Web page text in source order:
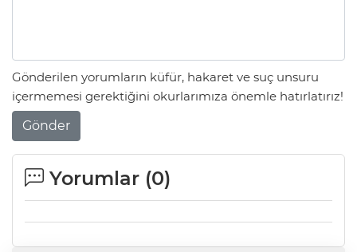
Gönderilen yorumların küfür, hakaret ve suç unsuru
içermemesi gerektiğini okurlarımıza önemle hatırlatırız!
Gönder
Yorumlar (0)